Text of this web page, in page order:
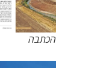
הכתבה